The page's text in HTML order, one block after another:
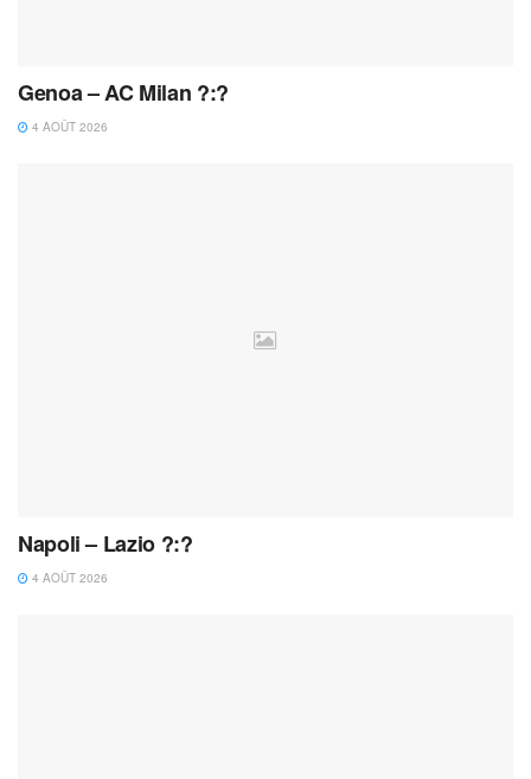
Genoa – AC Milan ?:?
4 AOÛT 2026
Napoli – Lazio ?:?
4 AOÛT 2026